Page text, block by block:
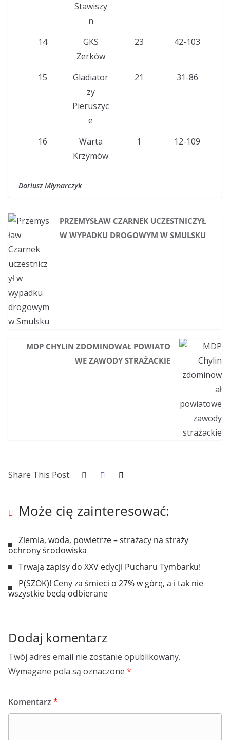
Stawiszy
n
14
GKS
Żerków
23 42-103
15
Gladiator
zy
Pieruszyc
e
21 31-86
16
Warta
Krzymów
1 12-109
Dariusz Młynarczyk
PRZEMYSŁAW CZARNEK UCZESTNICZYŁ
W WYPADKU DROGOWYM W SMULSKU
MDP CHYLIN ZDOMINOWAŁ POWIATO
WE ZAWODY STRAŻACKIE
Share This Post:
Może cię zainteresować:
Ziemia, woda, powietrze – strażacy na straży
ochrony środowiska
Trwają zapisy do XXV edycji Pucharu Tymbarku!
P(SZOK)! Ceny za śmieci o 27% w górę, a i tak nie
wszystkie będą odbierane
Dodaj komentarz
Twój adres email nie zostanie opublikowany.
Wymagane pola są oznaczone *
Komentarz *